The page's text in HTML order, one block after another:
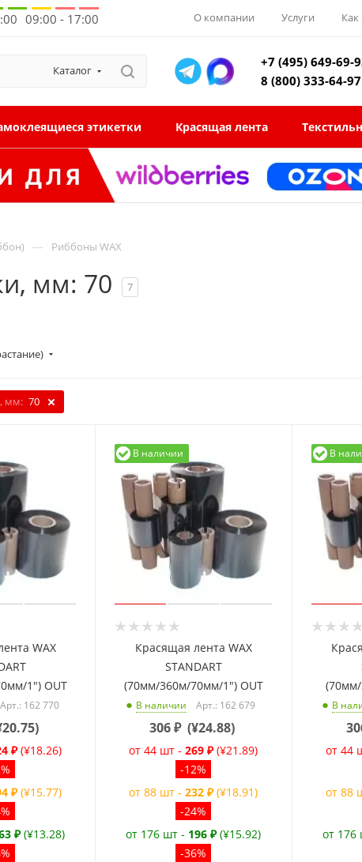
09:00 - 17:00 О компании Услуги Как
Каталог
+7 (495) 649-69-
8 (800) 333-64-97
этикетки Красящая лента
— Риббоны WAX
мм: 70 7
мм: 70
WAX
1") OUT
Арт.: 162 770
)
₽ (¥18.26)
₽ (¥15.77)
₽ (¥13.28)
В наличии
Красящая лента WAX
STANDART
(70мм/360м/70мм/1") OUT
В наличии Арт.: 162 679
306₽ (¥24.88)
от 44 шт -269 ₽ (¥21.89)
-12%
от 88 шт -232 ₽ (¥18.91)
-24%
от 176 шт - 196 ₽ (¥15.92)
-36%
В
В
от 44
от 88
от 176